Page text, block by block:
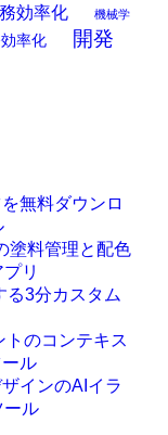
効率化 機械学
率化
開発
無料ダウンロ
塗料管理と配色
リ
る3分カスタム
のコンテキス
ル
インのAIイラ
ール